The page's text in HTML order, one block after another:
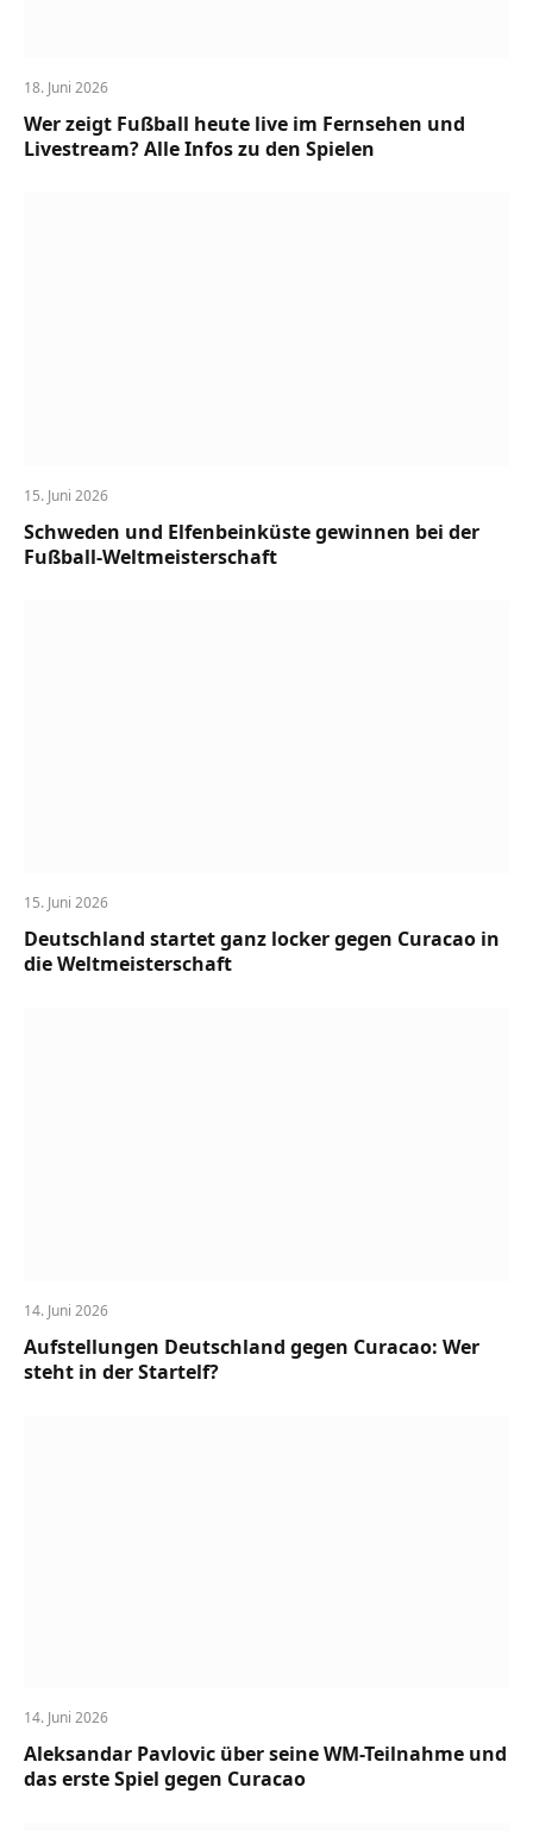
18. Juni 2026
Wer zeigt Fußball heute live im Fernsehen und
Livestream? Alle Infos zu den Spielen
15. Juni 2026
Schweden und Elfenbeinküste gewinnen bei der
Fußball-Weltmeisterschaft
15. Juni 2026
Deutschland startet ganz locker gegen Curacao in
die Weltmeisterschaft
14. Juni 2026
Aufstellungen Deutschland gegen Curacao: Wer
steht in der Startelf?
14. Juni 2026
Aleksandar Pavlovic über seine WM-Teilnahme und
das erste Spiel gegen Curacao